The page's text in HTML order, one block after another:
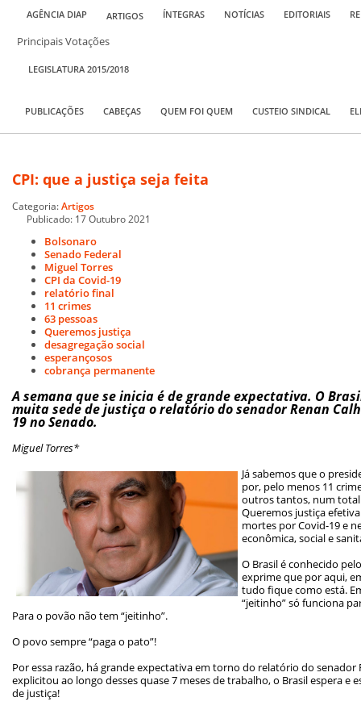
AGÊNCIA DIAP ARTIGOS ÍNTEGRAS NOTÍCIAS EDITORIAIS
Principais Votações
LEGISLATURA 2015/2018
PUBLICAÇÕES CABEÇAS QUEM FOI QUEM CUSTEIO SINDICAL
CPI: que a justiça seja feita
Categoria:Artigos
Publicado: 17 Outubro 2021
Bolsonaro
Senado Federal
Miguel Torres
CPI da Covid-19
relatório final
11 crimes
63 pessoas
Queremos justiça
desagregação social
esperançosos
cobrança permanente
A semana que se inicia é de grande expectativa. O
muita sede de justiça o relatório do senador Renan
19 no Senado.
Miguel Torres*
Já sabemos que o
por, pelo menos 11
outros tantos, num total
Queremos justiça
mortes por Covid-19 e
econômica, social e
O Brasil é conhecido
exprime que por aqui,
tudo fique como está.
“jeitinho” só funciona
Para o povão não tem “jeitinho”.
O povo sempre “paga o pato”!
Por essa razão, há grande expectativa em torno do relatório do senador
explicitou ao longo desses quase 7 meses de trabalho, o Brasil espera e
de justiça!